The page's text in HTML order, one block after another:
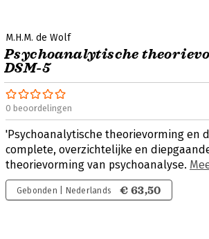
M.H.M. de Wolf
Psychoanalytische
DSM-5
0 beoordelingen
'Psychoanalytische theorievorming en
complete, overzichtelijke en
theorievorming van psychoanalyse.
Gebonden | Nederlands € 63,50